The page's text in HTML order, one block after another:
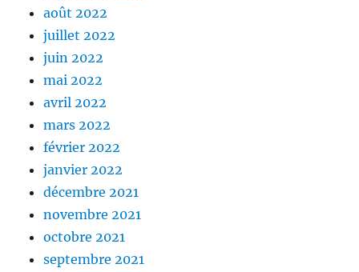
août 2022
juillet 2022
juin 2022
mai 2022
avril 2022
mars 2022
février 2022
janvier 2022
décembre 2021
novembre 2021
octobre 2021
septembre 2021